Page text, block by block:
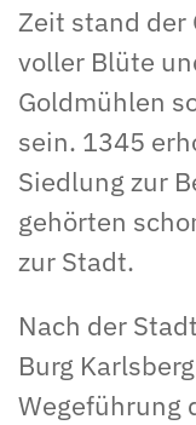
Zeit stand der
voller Blüte
Goldmühlen
sein. 1345
Siedlung zur
gehörten
zur Stadt.
Nach der
Burg
Wegeführung